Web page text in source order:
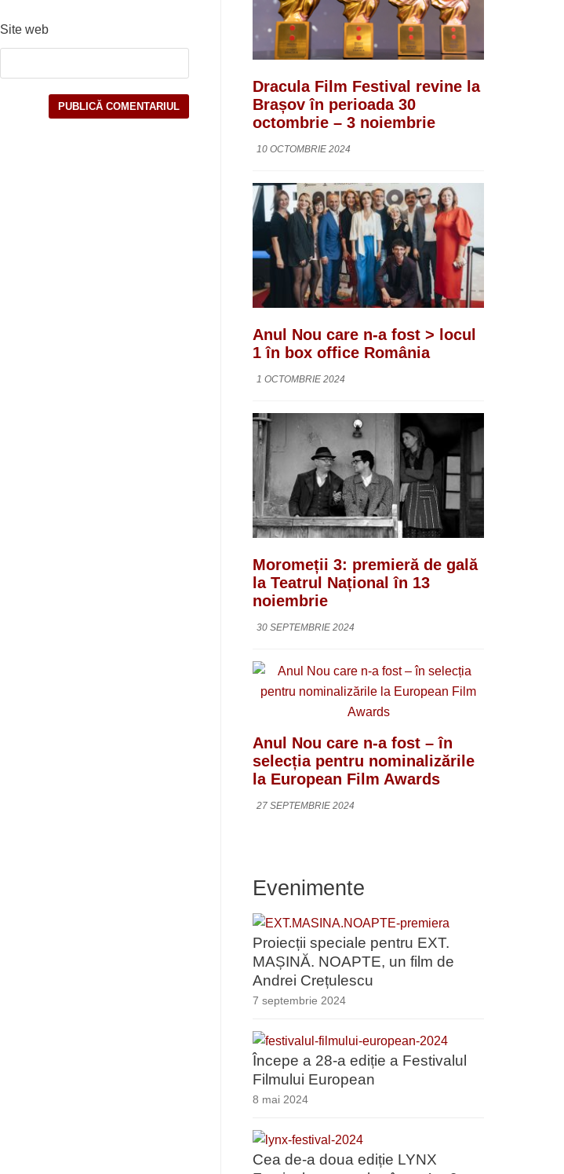
Site web
Dracula Film Festival revine la
Brașov în perioada 30
octombrie – 3 noiembrie
10 OCTOMBRIE 2024
Anul Nou care n-a fost > locul
1 în box office România
1 OCTOMBRIE 2024
Moromeții 3: premieră de gală
la Teatrul Național în 13
noiembrie
30 SEPTEMBRIE 2024
Anul Nou care n-a fost – în
selecția pentru nominalizările
la European Film Awards
27 SEPTEMBRIE 2024
Evenimente
Proiecții speciale pentru EXT.
MAȘINĂ. NOAPTE, un film de
Andrei Crețulescu
7 septembrie 2024
Începe a 28-a ediție a Festivalul
Filmului European
8 mai 2024
Cea de-a doua ediție LYNX